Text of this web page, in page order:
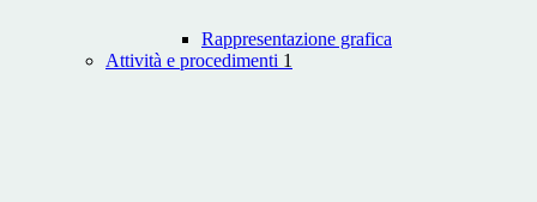
Rappresentazione grafica
Attività e procedimenti 1